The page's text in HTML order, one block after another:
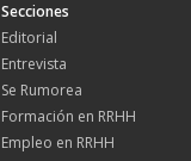
Secciones
Editorial
Entrevista
Se Rumorea
Formación en RRHH
Empleo en RRHH